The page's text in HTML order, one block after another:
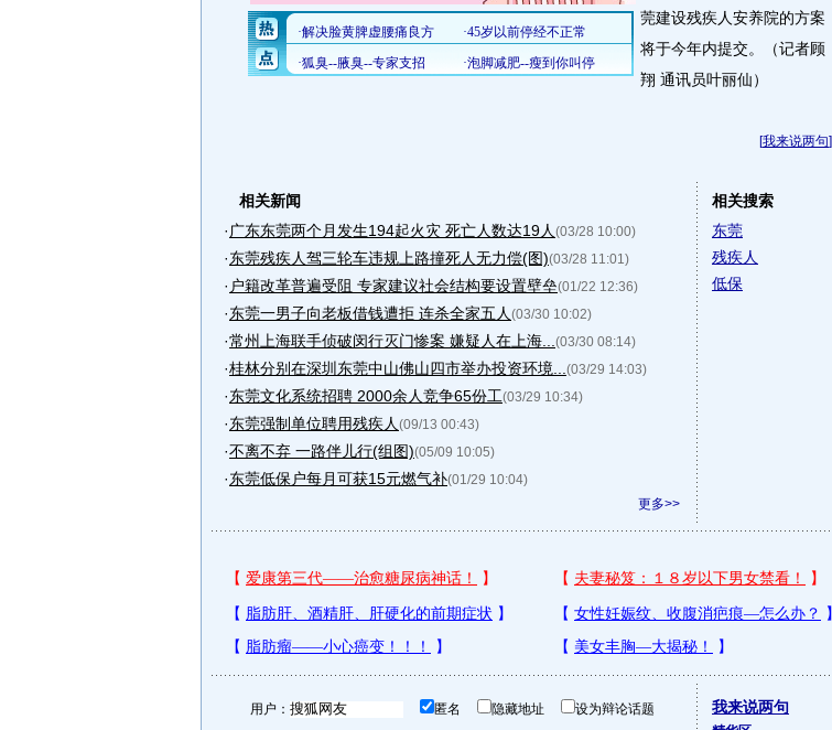
莞建设残疾人安养院的方案
将于今年内提交。（记者顾
翔 通讯员叶丽仙）
[我来说两句]
相关新闻
· 广东东莞两个月发生194起火灾 死亡人数达19人 (03/28 10:00)
·东莞残疾人驾三轮车违规上路撞死人无力偿(图)(03/28 11:01)
· 户籍改革普遍受阻 专家建议社会结构要设置壁垒(01/22 12:36)
·东莞一男子向老板借钱遭拒 连杀全家五人 (03/30 10:02)
·常州上海联手侦破闵行灭门惨案 嫌疑人在上海... (03/30 08:14)
·桂林分别在深圳东莞中山佛山四市举办投资环境... (03/29 14:03)
·东莞文化系统招聘 2000余人竞争65份工(03/29 10:34)
·东莞强制单位聘用残疾人 (09/13 00:43)
·不离不弃 一路伴儿行(组图)(05/09 10:05)
·东莞低保户每月可获15元燃气补(01/29 10:04)
更多>>
相关搜索
东莞
残疾人
低保
用户： 匿名 隐藏地址 设为辩论话题 我来说两句